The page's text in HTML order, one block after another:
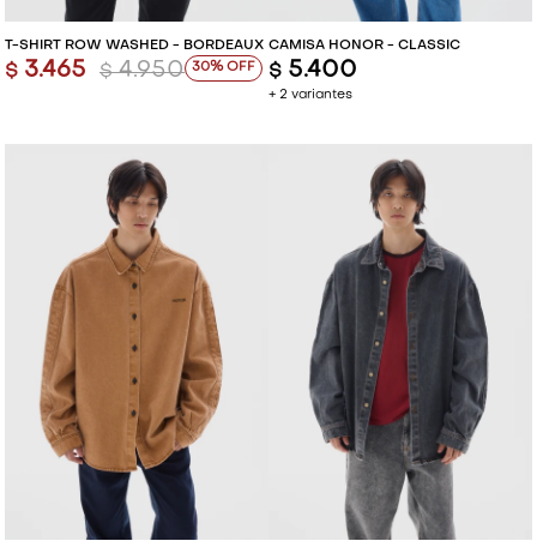
T-SHIRT ROW WASHED - BORDEAUX
$ 3.465 $ 4.950 30
CAMISA HONOR - CLASSIC
+ 2 variantes
$ 5.400